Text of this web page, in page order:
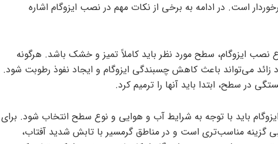
است. در ادامه به برخی از نکات مهم در نصب ایزوگام اشاره
نصب ایزوگام، سطح مورد نظر باید کاملاً تمیز و خشک باشد. هرگونه
زائد می‌تواند باعث کاهش چسبندگی ایزوگام و ایجاد نفوذ رطوبت شود.
در سطح، ابتدا باید آنها را ترمیم کرد.
باید با توجه به شرایط آب و هوایی و نوع سطح انتخاب شود. برای
گزینه مناسب‌تری است و در مناطق گرمسیر با تابش شدید آفتاب،